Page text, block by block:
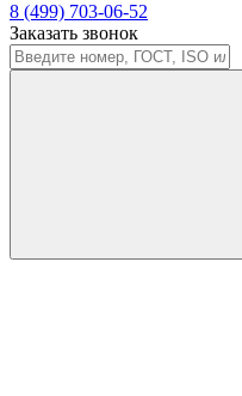
8 (499) 703-06-52
Заказать звонок